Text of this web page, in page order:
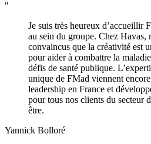
"
Je suis très heureux d’accueillir
au sein du groupe. Chez Havas,
convaincus que la créativité est
pour aider à combattre la
défis de santé publique.
unique de FMad viennent
leadership en France et
pour tous nos clients du secteur
être.
Yannick Bolloré